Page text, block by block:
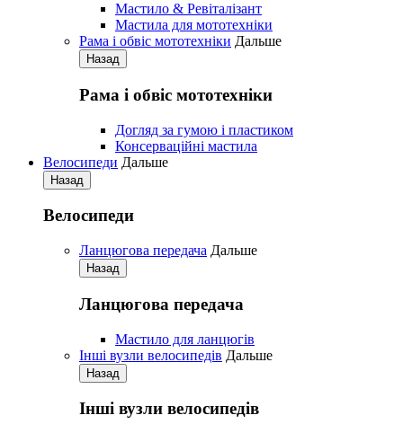
Мастило & Ревіталізант
Мастила для мототехніки
Рама і обвіс мототехніки Дальше
Назад
Рама і обвіс мототехніки
Догляд за гумою і пластиком
Консерваційні мастила
Велосипеди Дальше
Назад
Велосипеди
Ланцюгова передача Дальше
Назад
Ланцюгова передача
Мастило для ланцюгів
Iнші вузли велосипедів Дальше
Назад
Iнші вузли велосипедів